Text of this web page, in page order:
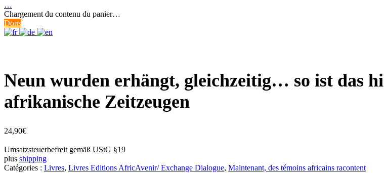
…
Chargement du contenu du panier…
Dons
Neun wurden erhängt, gleichzeitig… so ist das
afrikanische Zeitzeugen
24,90€
Umsatzsteuerbefreit gemäß UStG §19
plus shipping
Catégories : Livres, Livres Editions AfricAvenir/ Exchange Dialogue, Maintenant, des témoins africains racontent